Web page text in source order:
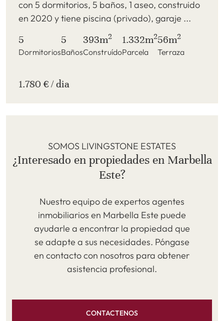
con 5 dormitorios, 5 baños, 1 aseo, construido
en 2020 y tiene piscina (privado), garaje ...
5
Dormitorios
5
Baños
393m2
Construído
1.332m2
Parcela
56m2
Terraza
1.780 € / dia
SOMOS LIVINGSTONE ESTATES
¿Interesado en propiedades en Marbella
Este?
Nuestro equipo de expertos agentes
inmobiliarios en Marbella Este puede
ayudarle a encontrar la propiedad que
se adapte a sus necesidades. Póngase
en contacto con nosotros para obtener
asistencia profesional.
CONTACTENOS